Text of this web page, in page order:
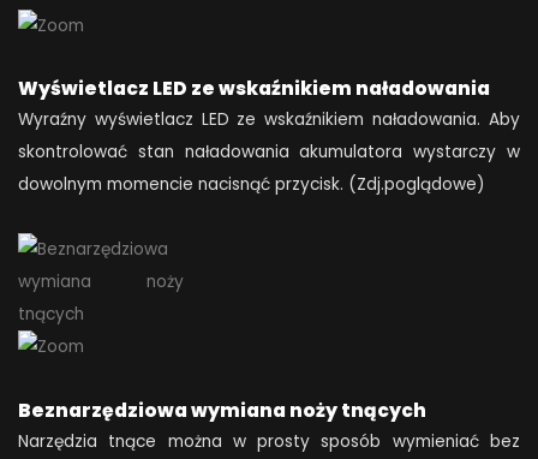
Wyświetlacz LED ze wskaźnikiem naładowania
Wyraźny wyświetlacz LED ze wskaźnikiem naładowania. Aby
skontrolować stan naładowania akumulatora wystarczy w
dowolnym momencie nacisnąć przycisk. (Zdj.poglądowe)
Beznarzędziowa wymiana noży tnących
Narzędzia tnące można w prosty sposób wymieniać bez